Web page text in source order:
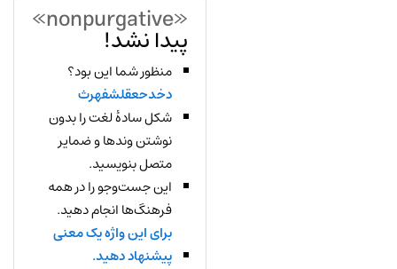
«nonpurgative»
پیدا نشد!
منظور شما این بود؟
دخدحعقلشفهرث
شکل سادهٔ لغت را بدون
نوشتن وندها و ضمایر
متصل بنویسید.
این جست‌وجو را در همه
فرهنگ‌ها انجام دهید.
برای این واژه یک معنی
پیشنهاد دهید.